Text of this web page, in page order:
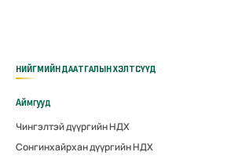
НИЙГМИЙН ДААТГАЛЫН ХЭЛТСҮҮД
Аймгууд
Чингэлтэй дүүргийн НДХ
Сонгинхайрхан дүүргийн НДХ